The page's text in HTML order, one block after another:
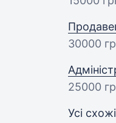
30000
25000
Усі